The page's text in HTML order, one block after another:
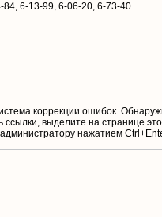
84, 6-13-99, 6-06-20, 6-73-40
коррекции ошибок.
ссылки, выделите на странице
aдминистратору нажатием